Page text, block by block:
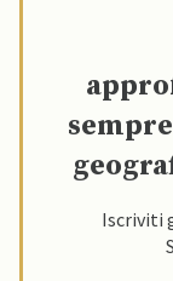
Iscriviti